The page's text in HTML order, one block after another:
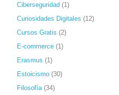
Ciberseguridad (1)
Curiosidades Digitales (12)
Cursos Gratis (2)
E-commerce (1)
Erasmus (1)
Estoicismo (30)
Filosofía (34)